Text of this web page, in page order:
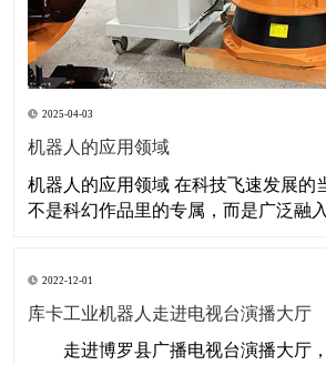
2025-04-03
机器人的应用领域
机器人的应用领域 在科技飞速发展的当下，机器人早已
不是科幻作品里的专属，而是广泛融
域展现出巨大的价值与潜力。 工业制造：提升效率与质
量 工业制造是机器人应用最为广泛的
2022-12-01
库卡工业机器人走进电视台演播大厅
走进博罗县广播电视台演播大厅